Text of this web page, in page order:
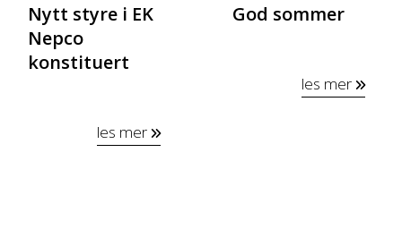
Nytt styre i EK
Nepco
konstituert
les mer
God sommer
les mer